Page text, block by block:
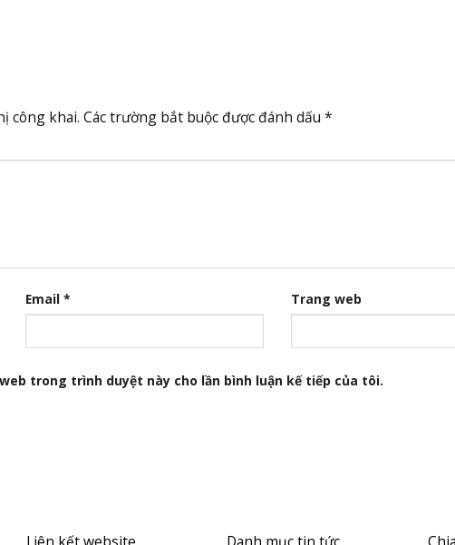
công khai. Các trường bắt buộc được đánh dấu *
Email * Trang web
trong trình duyệt này cho lần bình luận kế tiếp của tôi.